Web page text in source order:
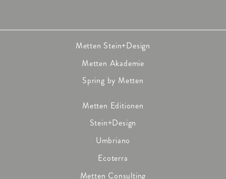
Metten Stein+Design
Metten Akademie
Spring by Metten
Metten Editionen
Stein+Design
Umbriano
Ecoterra
Metten Consulting